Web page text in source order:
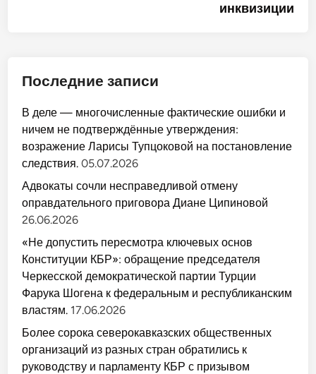
инквизиции
Последние записи
В деле — многочисленные фактические ошибки и
ничем не подтверждённые утверждения:
возражение Ларисы Тупцоковой на постановление
следствия. 05.07.2026
Адвокаты сочли несправедливой отмену
оправдательного приговора Диане Ципиновой
26.06.2026
«Не допустить пересмотра ключевых основ
Конституции КБР»: обращение председателя
Черкесской демократической партии Турции
Фарука Шогена к федеральным и республиканским
властям. 17.06.2026
Более сорока северокавказских общественных
организаций из разных стран обратились к
руководству и парламенту КБР с призывом